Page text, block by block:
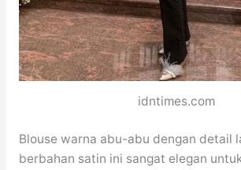
idntimes.com
Blouse warna abu-abu dengan detail
berbahan satin ini sangat elegan